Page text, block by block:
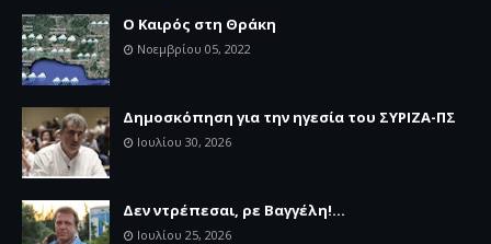
Ο Καιρός στη Θράκη
Νοεμβρίου 05, 2022
Δημοσκόπηση για την ηγεσία του ΣΥΡΙΖΑ-ΠΣ
Ιουλίου 30, 2026
Δεν ντρέπεσαι, ρε Βαγγέλη!...
Ιουλίου 25, 2026